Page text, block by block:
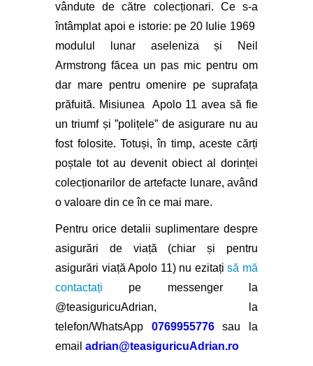
vândute de către colecționari. Ce s-a
întâmplat apoi e istorie: pe 20 Iulie 1969
modulul lunar aseleniza și Neil
Armstrong făcea un pas mic pentru om
dar mare pentru omenire pe suprafața
prăfuită. Misiunea Apolo 11 avea să fie
un triumf și ”polițele” de asigurare nu au
fost folosite. Totuși, în timp, aceste cărți
poștale tot au devenit obiect al dorinței
colecționarilor de artefacte lunare, având
o valoare din ce în ce mai mare.
Pentru orice detalii suplimentare despre
asigurări de viață (chiar și pentru
asigurări viață Apolo 11) nu ezitațisă mă
contactați pe messenger la
@teasiguricuAdrian, la
telefon/WhatsApp 0769955776sau la
email adrian@teasiguricuAdrian.ro